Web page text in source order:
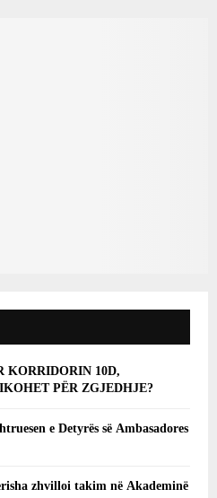
KORRIDORIN 10D,
PËR ZGJEDHJE?
e Detyrës së Ambasadores
zhvilloi takim në Akademinë